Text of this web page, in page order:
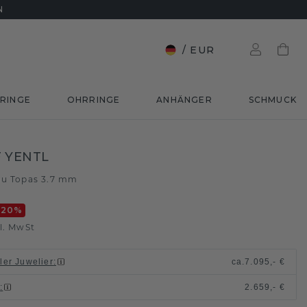
/ EUR
OHRRINGE ANHÄNGER SCHMUCK
YENTL
Topas 3.7 mm
%
MwSt
Juwelier: ca.7.095,- €
: 2.659,- €